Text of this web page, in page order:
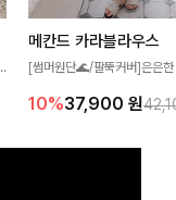
메칸드 카라블라우스
[썸머원단🌊/팔뚝커버]은은
세련된 무드를 연출해주는 블
은 베이직한 디자인!
10%37,900 원